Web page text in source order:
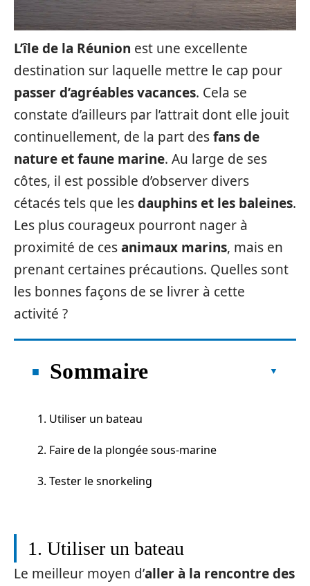
L’île de la Réunion est une excellente
destination sur laquelle mettre le cap pour
passer d’agréables vacances. Cela se
constate d’ailleurs par l’attrait dont elle jouit
continuellement, de la part desfans de
nature et faune marine. Au large de ses
côtes, il est possible d’observer divers
cétacés tels que lesdauphins et les baleines.
Les plus courageux pourront nager à
proximité de cesanimaux marins, mais en
prenant certaines précautions. Quelles sont
les bonnes façons de se livrer à cette
activité ?
Sommaire
1. Utiliser un bateau
2. Faire de la plongée sous-marine
3. Tester le snorkeling
1. Utiliser un bateau
Le meilleur moyen d’aller à la rencontre des